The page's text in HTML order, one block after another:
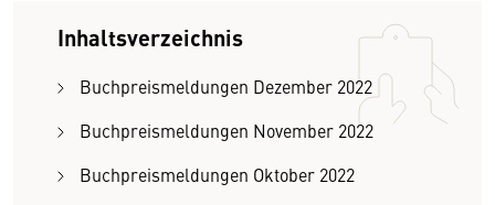
Inhaltsverzeichnis
Buchpreismeldungen Dezember 2022
Buchpreismeldungen November 2022
Buchpreismeldungen Oktober 2022